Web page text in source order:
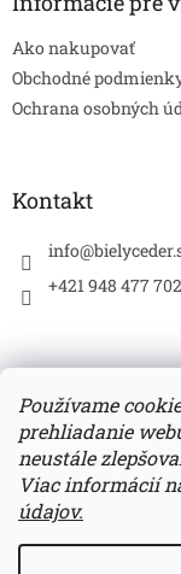
Používame
prehliadanie
neustále
Viac informácií
údajov.
Ako nakupovať
Obchodné
Ochrana osobných
Kontakt
info@
+421 948 477 702